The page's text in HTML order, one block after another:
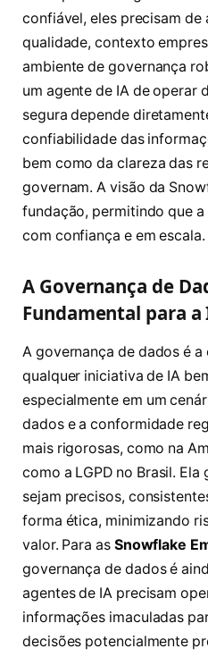
confiável, eles precisam de
qualidade, contexto
ambiente de governança
um agente de IA de operar
segura depende
confiabilidade das
bem como da clareza das
governam. A visão da
fundação, permitindo que
com confiança e em escala.
A Governança de
Fundamental para a
A governança de dados é a
qualquer iniciativa de IA
especialmente em um
dados e a conformidade
mais rigorosas, como na
como a LGPD no Brasil.
sejam precisos,
forma ética, minimizando
valor. Para as Snowflake
governança de dados é
agentes de IA precisam
informações imaculadas
decisões potencialmente